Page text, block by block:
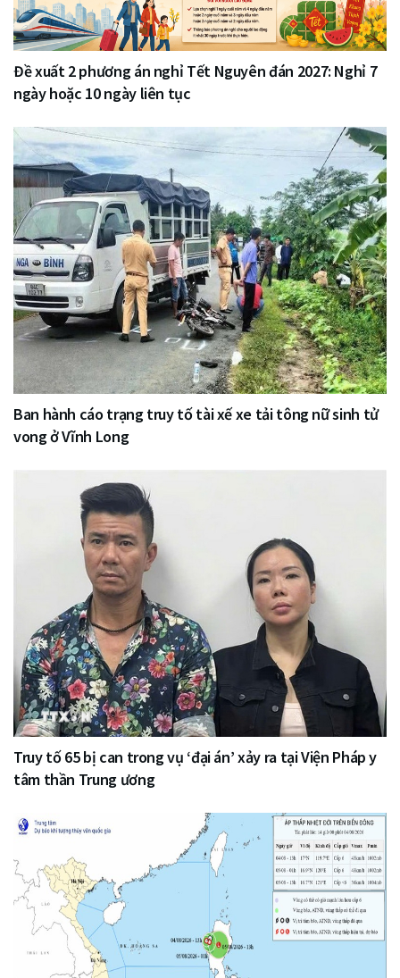
Đề xuất 2 phương án nghỉ Tết Nguyên đán 2027: Nghỉ 7
ngày hoặc 10 ngày liên tục
Ban hành cáo trạng truy tố tài xế xe tải tông nữ sinh tử
vong ở Vĩnh Long
Truy tố 65 bị can trong vụ ‘đại án’ xảy ra tại Viện Pháp y
tâm thần Trung ương